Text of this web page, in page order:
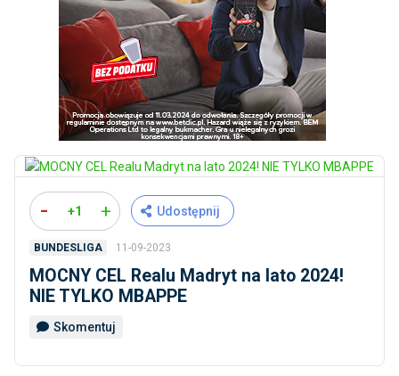
- +1 + Udostępnij
BUNDESLIGA 11-09-2023
MOCNY CEL Realu Madryt na lato 2024!
NIE TYLKO MBAPPE
Skomentuj